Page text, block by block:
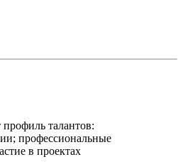
профиль талантов:
профессиональные
в проектах